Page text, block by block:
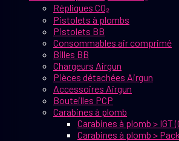
Répliques CO₂
Pistolets à plombs
Pistolets BB
Consommables air comprimé
Billes BB
Chargeurs Airgun
Pièces détachées Airgun
Accessoires Airgun
Bouteilles PCP
Carabines à plomb
Carabines à plomb > IGT
Carabines à plomb >